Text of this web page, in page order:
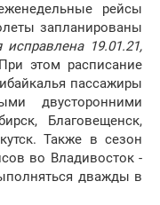
рейсы
запланированы
19.01.21,
этом расписание
пассажиры
двусторонними
Благовещенск,
Также в сезон
во Владивосток -
дважды в